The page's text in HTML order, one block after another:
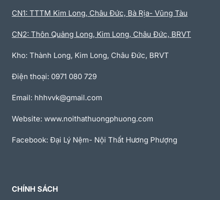
CN1: TTTM Kim Long, Châu Đức, Bà Rịa- Vũng Tàu
CN2: Thôn Quảng Long, Kim Long, Châu Đức, BRVT
Kho: Thành Long, Kim Long, Châu Đức, BRVT
Điện thoại: 0971 080 729
Email: hhhvvk@gmail.com
Website: www.noithathuongphuong.com
Facebook: Đại Lý Nệm- Nội Thất Hương Phượng
CHÍNH SÁCH